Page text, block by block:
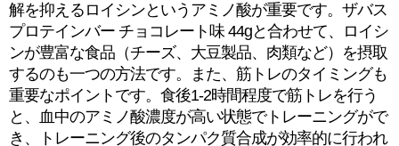
解を抑えるロイシンというアミノ酸が重要です。ザバス
プロテインバー チョコレート味 44gと合わせて、ロイシ
ンが豊富な食品（チーズ、大豆製品、肉類など）を摂取
するのも一つの方法です。また、筋トレのタイミングも
重要なポイントです。食後1-2時間程度で筋トレを行う
と、血中のアミノ酸濃度が高い状態でトレーニングがで
き、トレーニング後のタンパク質合成が効率的に行われ